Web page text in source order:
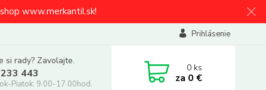
www.merkantil.sk!
Prihlásenie
si rady? Zavolajte.
443
Piatok: 9.00-17.00hod.
0ks
za 0 €